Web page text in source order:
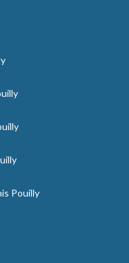
Pouilly